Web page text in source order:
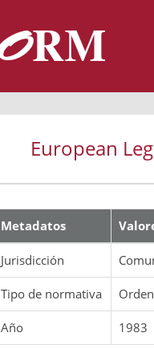
European
Metadatos
Jurisdicción
Tipo de normativa Orden
Año 1983